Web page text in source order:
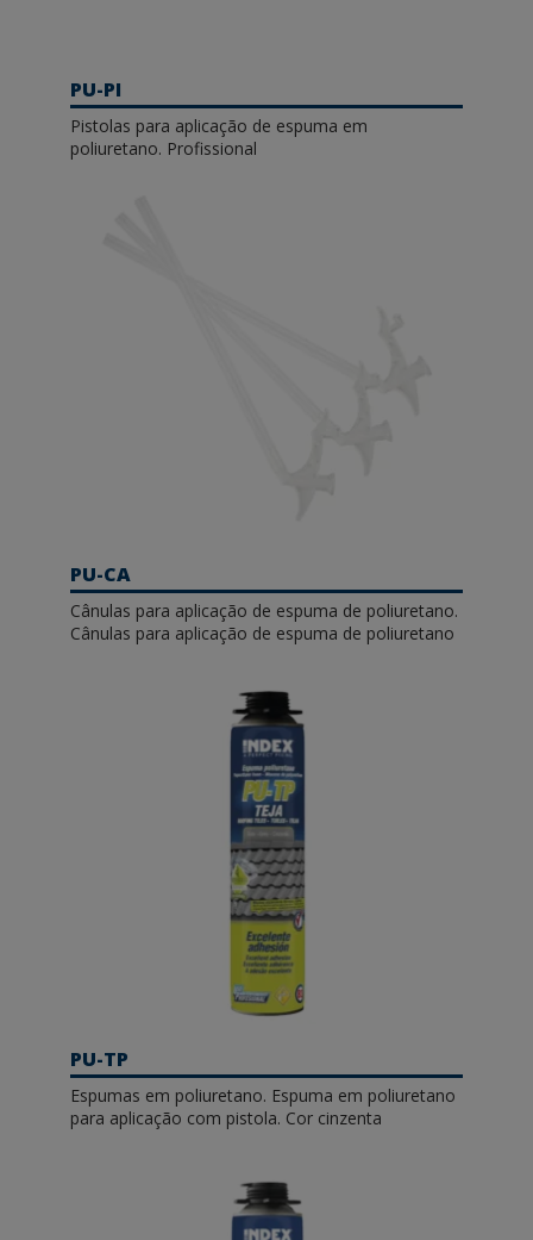
PU-PI
Pistolas para aplicação de espuma em
poliuretano. Profissional
PU-CA
Cânulas para aplicação de espuma de poliuretano.
Cânulas para aplicação de espuma de poliuretano
PU-TP
Espumas em poliuretano. Espuma em poliuretano
para aplicação com pistola. Cor cinzenta